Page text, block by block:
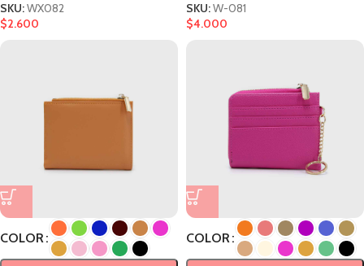
SKU:WX082
$2.600
SKU:W-081
$4.000
COLOR COLOR